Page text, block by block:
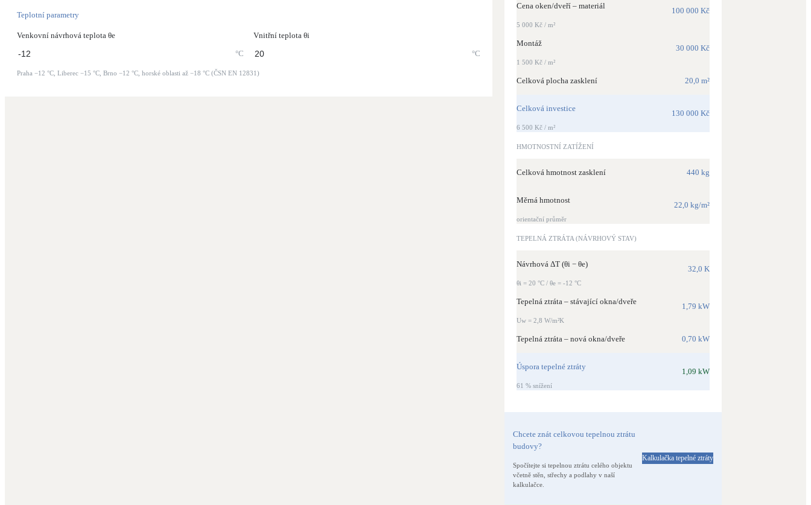
Teplotní parametry
Venkovní návrhová teplota θe
°C
Vnitřní teplota θi
°C
Praha −12 °C, Liberec −15 °C, Brno −12 °C, horské oblasti až −18 °C (ČSN EN 12831)
Cena oken/dveří – materiál
5 000 Kč / m²
100 000 Kč
Montáž
1 500 Kč / m²
30 000 Kč
Celková plocha zasklení 20,0 m²
Celková investice
6 500 Kč / m²
130 000 Kč
HMOTNOSTNÍ ZATÍŽENÍ
Celková hmotnost zasklení 440 kg
Měrná hmotnost
orientační průměr
22,0 kg/m²
TEPELNÁ ZTRÁTA (NÁVRHOVÝ STAV)
Návrhová ΔT (θi − θe)
θi = 20 °C / θe = -12 °C
32,0 K
Tepelná ztráta – stávající okna/dveře
Uw = 2,8 W/m²K
1,79 kW
Tepelná ztráta – nová okna/dveře 0,70 kW
Úspora tepelné ztráty
61 % snížení
1,09 kW
Chcete znát celkovou tepelnou ztrátu
budovy?
Spočítejte si tepelnou ztrátu celého objektu
včetně stěn, střechy a podlahy v naší
kalkulačce.
Kalkulačka tepelné ztráty